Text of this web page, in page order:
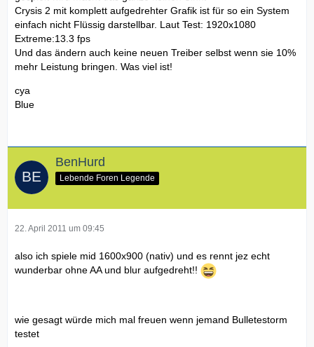
Crysis 2 mit komplett aufgedrehter Grafik ist für so ein System
einfach nicht Flüssig darstellbar. Laut Test: 1920x1080
Extreme:13.3 fps
Und das ändern auch keine neuen Treiber selbst wenn sie 10%
mehr Leistung bringen. Was viel ist!
cya
Blue
BenHurd
Lebende Foren Legende
22. April 2011 um 09:45
also ich spiele mid 1600x900 (nativ) und es rennt jez echt
wunderbar ohne AA und blur aufgedreht!!
wie gesagt würde mich mal freuen wenn jemand Bulletestorm
testet